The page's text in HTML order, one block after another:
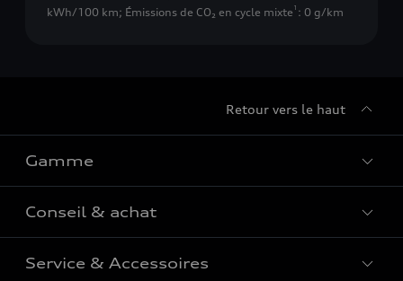
kWh/100 km; Émissions de CO₂ en cycle mixte 1 : 0 g/km
Retour vers le haut
Gamme
Tous les modèles
Comparer les modèles
Conseil & achat
Offres du moment
Service & Accessoires